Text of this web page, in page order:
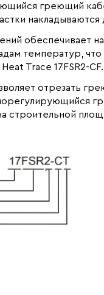
греющий
накладываются
обеспечивает
температур, что
Trace 17FSR2-CF.
отрезать
строительной